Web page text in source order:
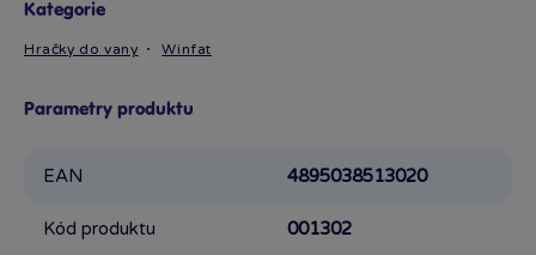
Kategorie
Hračky do vany Winfat
Parametry produktu
EAN 4895038513020
Kód produktu 001302